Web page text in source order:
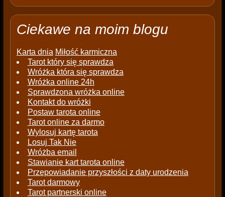
Ciekawe na moim blogu
Karta dnia Miłość karmiczna
Tarot który się sprawdza
Wróżka która się sprawdza
Wróżka online 24h
Sprawdzona wróżka online
Kontakt do wróżki
Postaw tarota online
Tarot online za darmo
Wylosuj kartę tarota
Losuj Tak Nie
Wróżba email
Stawianie kart tarota online
Przepowiadanie przyszłości z daty urodzenia
Tarot darmowy
Tarot partnerski online